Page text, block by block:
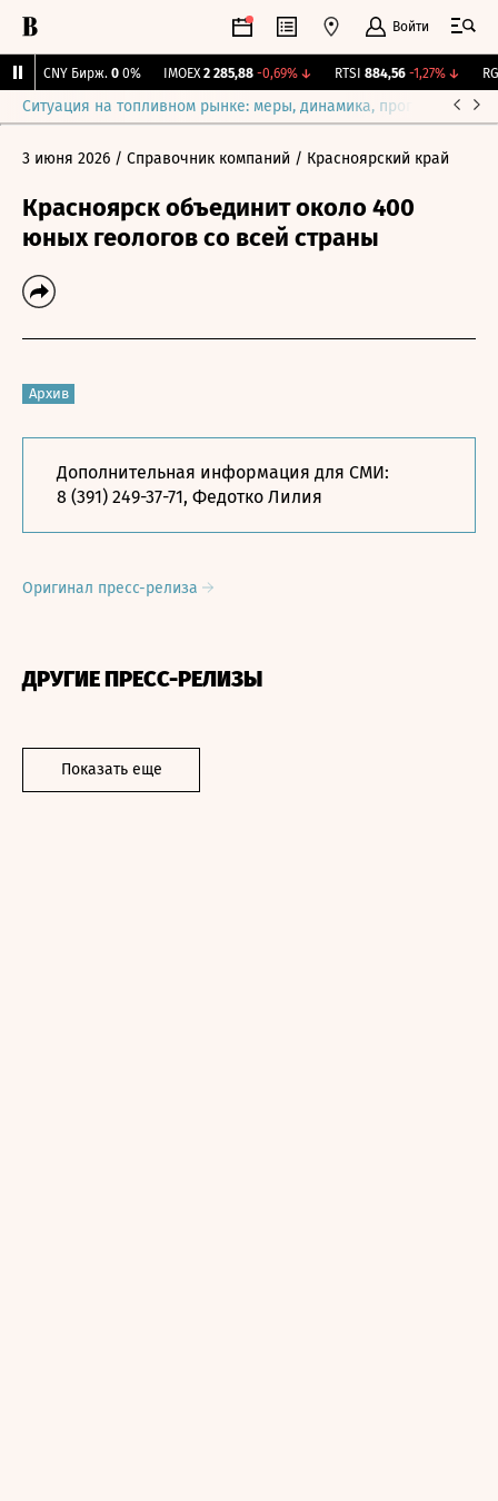
Войти
CNY Бирж. 0 0% IMOEX 2 285,88 -0,69%↓ RTSI 884,56 -1,27%↓ RGBI
Ситуация на топливном рынке: меры, динамика, прогнозы
3 июня 2026 / Справочник компаний / Красноярский край
Красноярск объединит около 400
юных геологов со всей страны
Архив
Дополнительная информация для СМИ:
8 (391) 249-37-71, Федотко Лилия
Оригинал пресс-релиза
ДРУГИЕ ПРЕСС-РЕЛИЗЫ
Показать еще